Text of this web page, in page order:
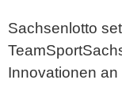
Sachsenlotto
Innovationen an